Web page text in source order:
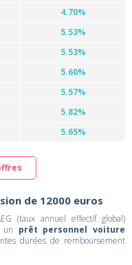
4.70%
5.53%
5.53%
5.60%
5.57%
5.82%
5.65%
de 12000 euros
(taux annuel effectif global)
un prêt personnel voiture
durées de remboursement